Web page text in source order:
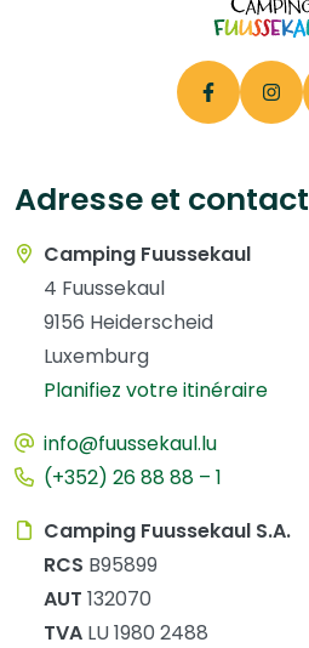
Adresse et contact
Camping Fuussekaul
4 Fuussekaul
9156 Heiderscheid
Luxemburg
Planifiez votre itinéraire
info@fuussekaul.lu
(+352) 26 88 88 – 1
Camping Fuussekaul S.A.
RCS B95899
AUT 132070
TVA LU 1980 2488